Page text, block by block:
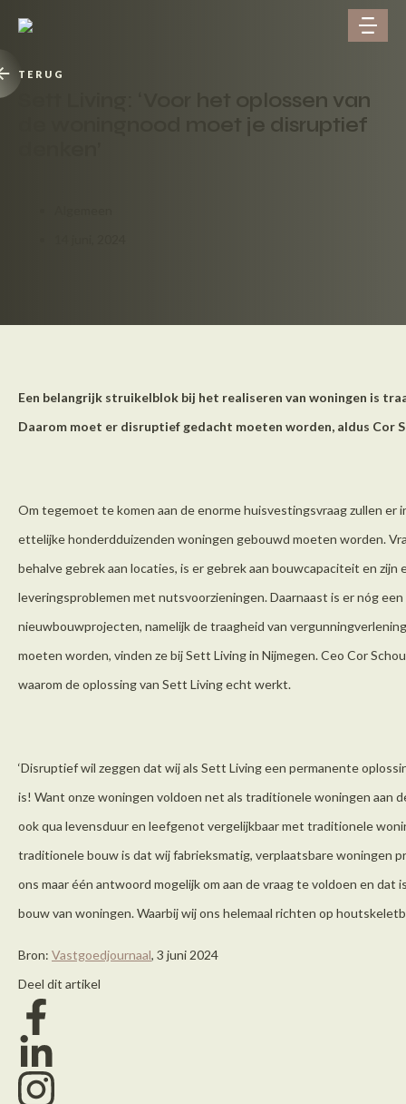
TERUG
Sett Living: ‘Voor het oplossen van
de woningnood moet je disruptief
Een belangrijk struikelblok bij het realiseren van woningen is
Daarom moet er disruptief gedacht moeten worden, aldus Cor
Om tegemoet te komen aan de enorme huisvestingsvraag zullen er
ettelijke honderdduizenden woningen gebouwd moeten worden.
behalve gebrek aan locaties, is er gebrek aan bouwcapaciteit en zijn
leveringsproblemen met nutsvoorzieningen. Daarnaast is er nóg
nieuwbouwprojecten, namelijk de traagheid van
moeten worden, vinden ze bij Sett Living in Nijmegen. Ceo Cor
waarom de oplossing van Sett Living echt werkt.
‘Disruptief wil zeggen dat wij als Sett Living een permanente
is! Want onze woningen voldoen net als traditionele woningen aan
ook qua levensduur en leefgenot vergelijkbaar met traditionele
traditionele bouw is dat wij fabrieksmatig, verplaatsbare woningen
ons maar één antwoord mogelijk om aan de vraag te voldoen en dat
bouw van woningen. Waarbij wij ons helemaal richten op
Bron: Vastgoedjournaal, 3 juni 2024
Deel dit artikel